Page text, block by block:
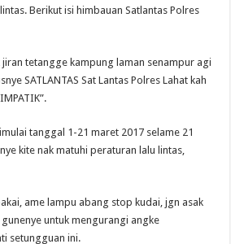
Berikut isi himbauan Satlantas Polres
jiran tetangge kampung laman senampur agi
SATLANTAS Sat Lantas Polres Lahat kah
tanggal 1-21 maret 2017 selame 21
kite nak matuhi peraturan lalu lintas,
ame lampu abang stop kudai, jgn asak
untuk mengurangi angke
setungguan ini.